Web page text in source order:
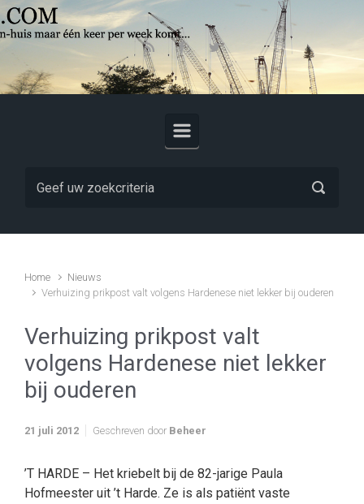
Skip to main content
Home
Nieuws
Verhuizing prikpost valt volgens Hardenese niet lekker bij ouderen
Verhuizing prikpost valt
volgens Hardenese niet lekker
bij ouderen
21 juli 2012 Geschreven door Beheer
’T HARDE – Het kriebelt bij de 82-jarige Paula
Hofmeester uit ’t Harde. Ze is als patiënt vaste